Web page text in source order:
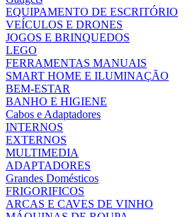
EQUIPAMENTO DE ESCRITÓRIO
VEÍCULOS E DRONES
JOGOS E BRINQUEDOS
LEGO
FERRAMENTAS MANUAIS
SMART HOME E ILUMINAÇÃO
BEM-ESTAR
BANHO E HIGIENE
Cabos e Adaptadores
INTERNOS
EXTERNOS
MULTIMEDIA
ADAPTADORES
Grandes Domésticos
FRIGORIFICOS
ARCAS E CAVES DE VINHO